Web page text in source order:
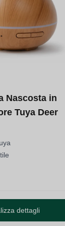
Nascosta in
Tuya Deer
dettagli